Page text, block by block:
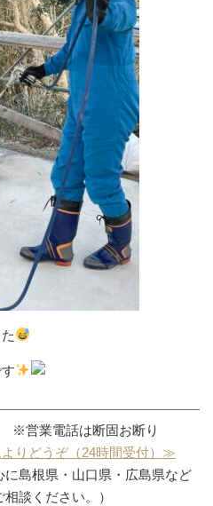
※営業電話は断固お断り
りどうぞ（24時間受付）≫
に島根県・山口県・広島県など
談ください。）